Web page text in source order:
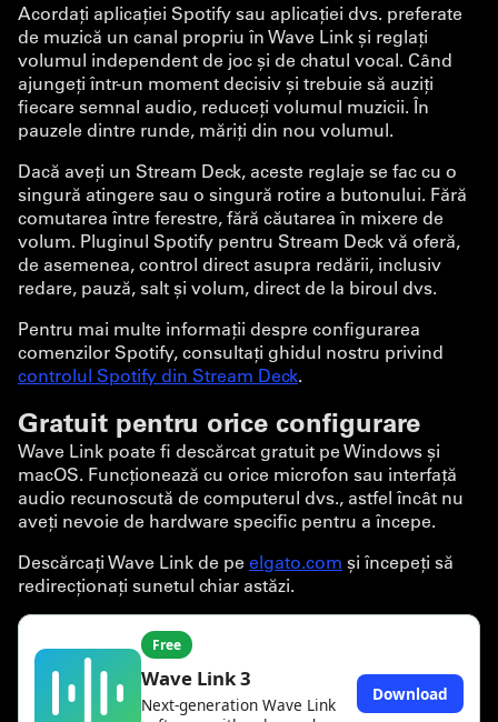
Acordați aplicației Spotify sau aplicației dvs. preferate
de muzică un canal propriu în Wave Link și reglați
volumul independent de joc și de chatul vocal. Când
ajungeți într-un moment decisiv și trebuie să auziți
fiecare semnal audio, reduceți volumul muzicii. În
pauzele dintre runde, măriți din nou volumul.
Dacă aveți un Stream Deck, aceste reglaje se fac cu o
singură atingere sau o singură rotire a butonului. Fără
comutarea între ferestre, fără căutarea în mixere de
volum. Pluginul Spotify pentru Stream Deck vă oferă,
de asemenea, control direct asupra redării, inclusiv
redare, pauză, salt și volum, direct de la biroul dvs.
Pentru mai multe informații despre configurarea
comenzilor Spotify, consultați ghidul nostru privind
controlul Spotify din Stream Deck.
Gratuit pentru orice configurare
Wave Link poate fi descărcat gratuit pe Windows și
macOS. Funcționează cu orice microfon sau interfață
audio recunoscută de computerul dvs., astfel încât nu
aveți nevoie de hardware specific pentru a începe.
Descărcați Wave Link de pe elgato.com și începeți să
redirecționați sunetul chiar astăzi.